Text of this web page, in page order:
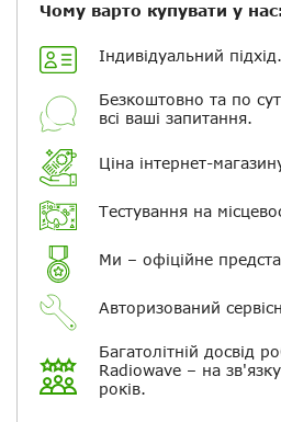
Чому варто купувати у нас:
Індивідуальний підхід.
Безкоштовно та по
всі ваші запитання.
Ціна інтернет-
Тестування на
Ми – офіційне
Авторизований
Багатолітній досвід
Radiowave – на
років.
+ Вибрати
Ваше ім'я
Електронна пошта
Повідомляти про відповіді по
електронній пошті
Скасувати